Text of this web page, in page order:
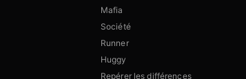
Mafia
Société
Runner
Huggy
Repérer les différences